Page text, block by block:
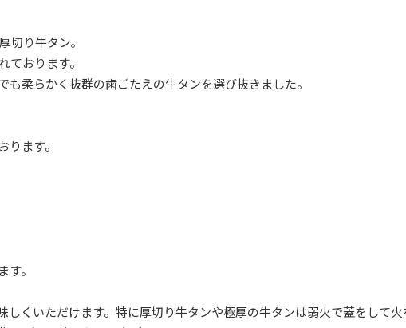
切り牛タン。
ております。
柔らかく抜群の歯ごたえの牛タンを選び抜きました。
ます。
。
しくいただけます。特に厚切り牛タンや極厚の牛タンは弱火で蓋をして